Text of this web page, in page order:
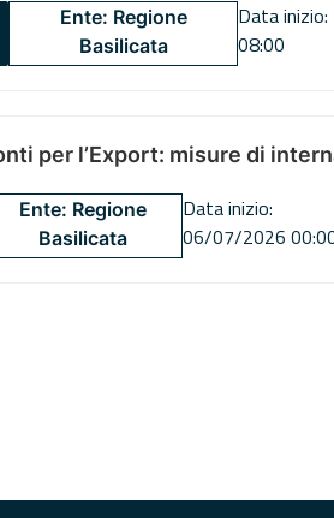
Ente: Regione
Basilicata
Data
08:00
per l’Export: misure di
Ente: Regione
Basilicata
Data inizio:
06/07/2026